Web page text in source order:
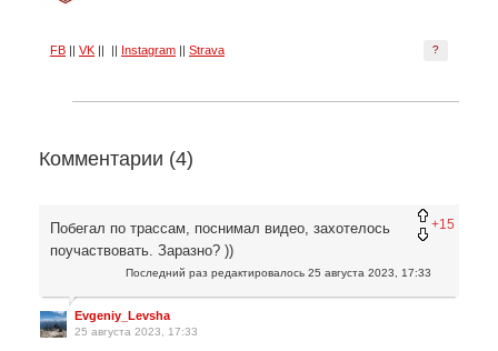
?
FB || VK || || Instagram || Strava
Комментарии (4)
+15
Побегал по трассам, поснимал видео, захотелось
поучаствовать. Заразно? ))
Последний раз редактировалось 25 августа 2023, 17:33
Evgeniy_Levsha
25 августа 2023, 17:33